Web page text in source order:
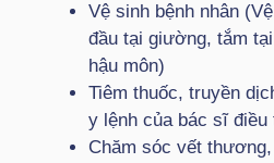
Vệ sinh bệnh nhân
đầu tại giường, tắm
hậu môn)
Tiêm thuốc, truyền
y lệnh của bác sĩ điều
Chăm sóc vết